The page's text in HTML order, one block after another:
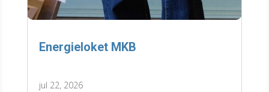
Energieloket MKB
jul 22, 2026